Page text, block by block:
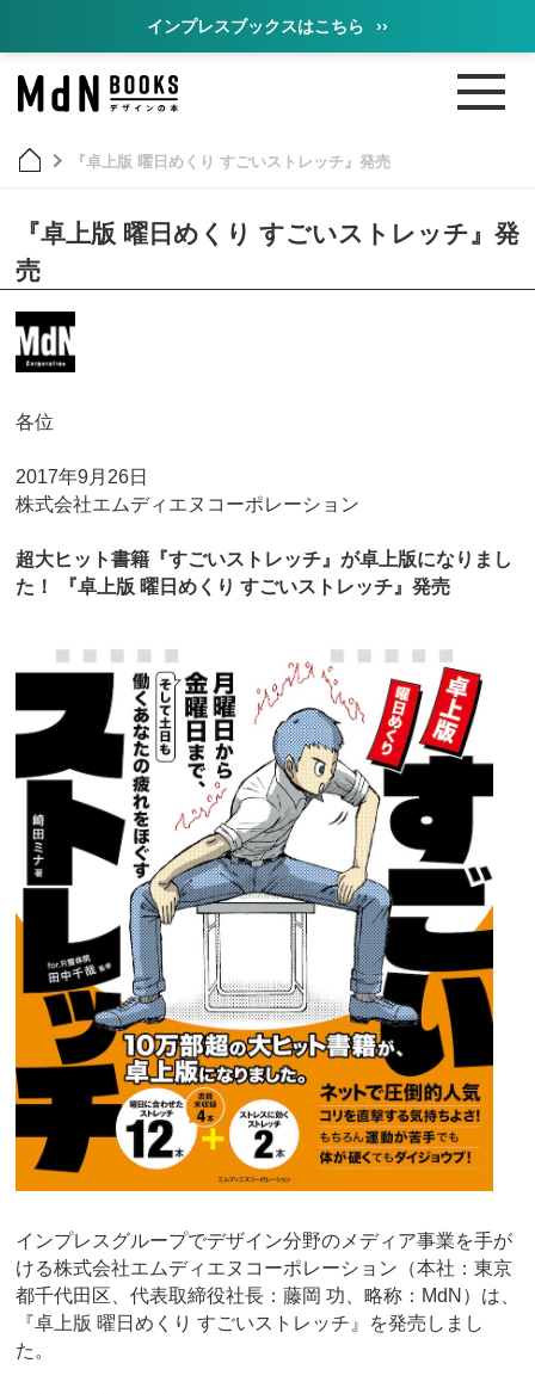
インプレスブックスはこちら ››
『卓上版 曜日めくり すごいストレッチ』発売
『卓上版 曜日めくり すごいストレッチ』発
売
各位
2017年9月26日
株式会社エムディエヌコーポレーション
超大ヒット書籍『すごいストレッチ』が卓上版になりまし
た！ 『卓上版 曜日めくり すごいストレッチ』発売
インプレスグループでデザイン分野のメディア事業を手が
ける株式会社エムディエヌコーポレーション（本社：東京
都千代田区、代表取締役社長：藤岡 功、略称：MdN）は、
『卓上版 曜日めくり すごいストレッチ』を発売しまし
た。